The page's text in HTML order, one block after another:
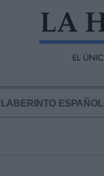
LABERINTO ESPAÑOL